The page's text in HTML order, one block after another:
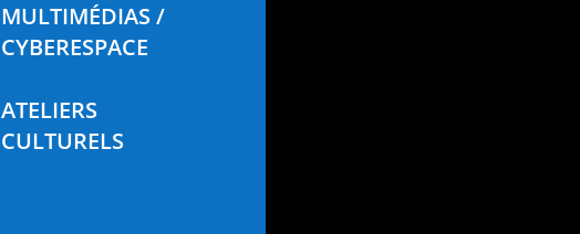
MULTIMÉDIAS /
CYBERESPACE
ATELIERS
CULTURELS